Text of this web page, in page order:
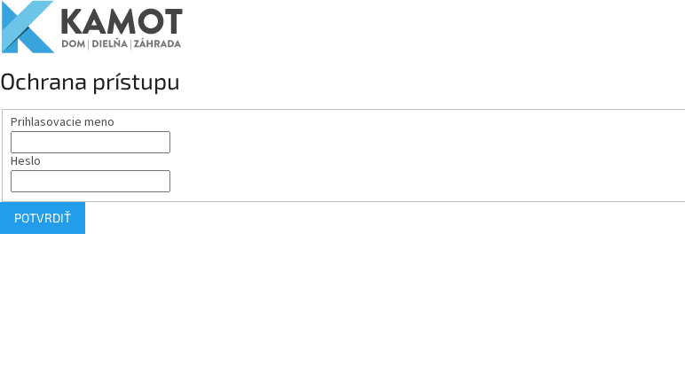
Ochrana prístupu
Prihlasovacie meno
Heslo
POTVRDIŤ